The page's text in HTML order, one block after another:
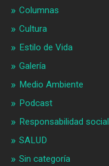
Columnas
Cultura
Estilo de Vida
Galería
Medio Ambiente
Podcast
Responsabilidad social
SALUD
Sin categoría